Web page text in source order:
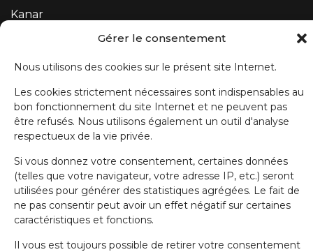
Gérer le consentement
Nous utilisons des cookies sur le présent site Internet.
Les cookies strictement nécessaires sont indispensables au
bon fonctionnement du site Internet et ne peuvent pas
être refusés. Nous utilisons également un outil d'analyse
respectueux de la vie privée.
Si vous donnez votre consentement, certaines données
(telles que votre navigateur, votre adresse IP, etc.) seront
utilisées pour générer des statistiques agrégées. Le fait de
ne pas consentir peut avoir un effet négatif sur certaines
caractéristiques et fonctions.
Il vous est toujours possible de retirer votre consentement
Kanar
ABONNEZ-VOUS À NOTRE NEWSLETTER
Prénom
Nom de famille
E-mail